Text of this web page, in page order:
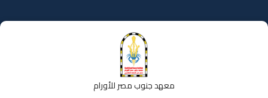
إلى
المحتوى
معهد جنوب مصر للأورام